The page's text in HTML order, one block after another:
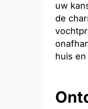
uw
de
huis